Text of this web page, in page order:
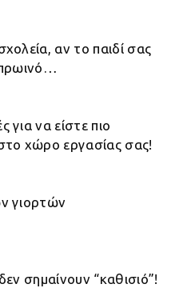
αν το παιδί σας
πρωινό…
για να είστε πιο
χώρο εργασίας σας!
γιορτών
σημαίνουν “καθισιό”!